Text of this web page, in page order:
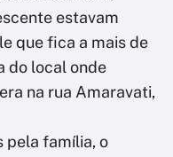
estavam
que fica a mais de
do local onde
na rua Amaravati,
pela família, o